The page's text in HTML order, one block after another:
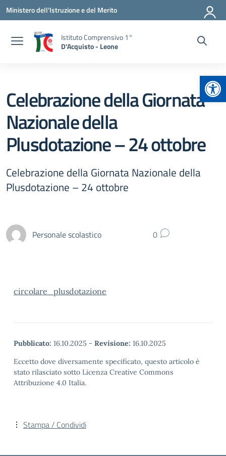
Vai ai contenuti
Vai al menu di navigazione
Vai al footer
Ministero dell'Istruzione e del Merito
Istituto Comprensivo 1°
D'Acquisto - Leone
Celebrazione della Giornata
Nazionale della
Plusdotazione – 24 ottobre
Celebrazione della Giornata Nazionale della
Plusdotazione – 24 ottobre
Personale scolastico 0
circolare_plusdotazione
Pubblicato: 16.10.2025 - Revisione: 16.10.2025
Eccetto dove diversamente specificato, questo articolo è
stato rilasciato sotto Licenza Creative Commons
Attribuzione 4.0 Italia.
Stampa / Condividi